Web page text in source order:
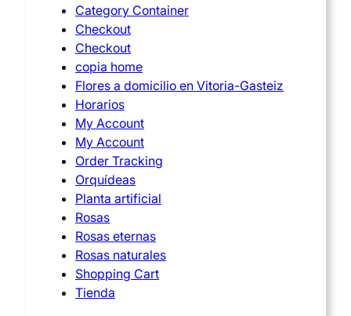
Category Container
Checkout
Checkout
copia home
Flores a domicilio en Vitoria-Gasteiz
Horarios
My Account
My Account
Order Tracking
Orquídeas
Planta artificial
Rosas
Rosas eternas
Rosas naturales
Shopping Cart
Tienda